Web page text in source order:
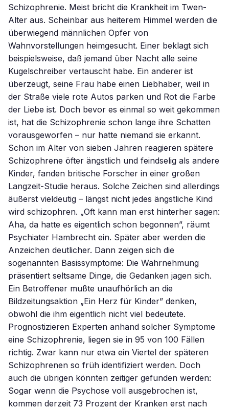
Schizophrenie. Meist bricht die Krankheit im Twen-
Alter aus. Scheinbar aus heiterem Himmel werden die
überwiegend männlichen Opfer von
Wahnvorstellungen heimgesucht. Einer beklagt sich
beispielsweise, daß jemand über Nacht alle seine
Kugelschreiber vertauscht habe. Ein anderer ist
überzeugt, seine Frau habe einen Liebhaber, weil in
der Straße viele rote Autos parken und Rot die Farbe
der Liebe ist. Doch bevor es einmal so weit gekommen
ist, hat die Schizophrenie schon lange ihre Schatten
vorausgeworfen – nur hatte niemand sie erkannt.
Schon im Alter von sieben Jahren reagieren spätere
Schizophrene öfter ängstlich und feindselig als andere
Kinder, fanden britische Forscher in einer großen
Langzeit-Studie heraus. Solche Zeichen sind allerdings
äußerst vieldeutig – längst nicht jedes ängstliche Kind
wird schizophren. „Oft kann man erst hinterher sagen:
Aha, da hatte es eigentlich schon begonnen”, räumt
Psychiater Hambrecht ein. Später aber werden die
Anzeichen deutlicher. Dann zeigen sich die
sogenannten Basissymptome: Die Wahrnehmung
präsentiert seltsame Dinge, die Gedanken jagen sich.
Ein Betroffener mußte unaufhörlich an die
Bildzeitungsaktion „Ein Herz für Kinder” denken,
obwohl die ihm eigentlich nicht viel bedeutete.
Prognostizieren Experten anhand solcher Symptome
eine Schizophrenie, liegen sie in 95 von 100 Fällen
richtig. Zwar kann nur etwa ein Viertel der späteren
Schizophrenen so früh identifiziert werden. Doch
auch die übrigen könnten zeitiger gefunden werden:
Sogar wenn die Psychose voll ausgebrochen ist,
kommen derzeit 73 Prozent der Kranken erst nach